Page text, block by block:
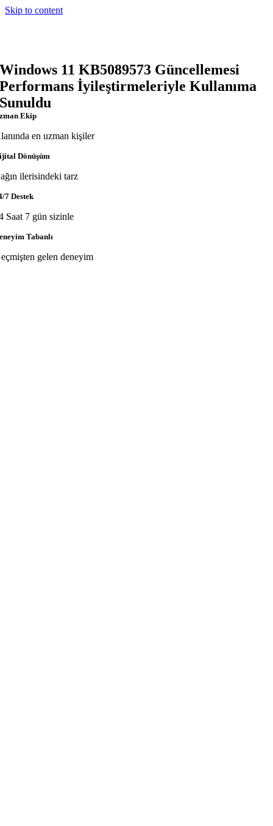
Skip to content
Windows 11 KB5089573 Güncellemesi
Performans İyileştirmeleriyle Kullanıma
Sunuldu
Ekip
en uzman kişiler
Dönüşüm
ilerisindeki tarz
7 Destek
Saat 7 gün sizinle
Tabanlı
gelen deneyim